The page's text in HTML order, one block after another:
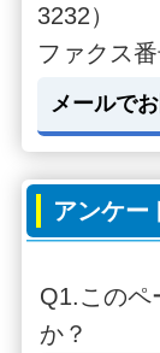
3232）
ファクス
メールで
アンケー
Q1.このペ
か？